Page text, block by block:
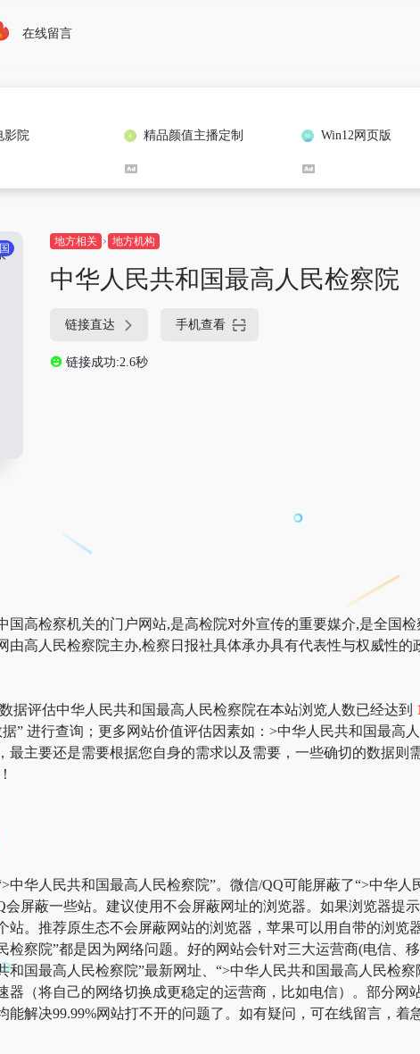
在线留言
影院 精品颜值主播定制 Win12网页版
地方相关 地方机构
中华人民共和国最高人民检察院
链接直达 手机查看
链接成功:2.6秒
国高检察机关的门户网站,是高检院对外宣传的重要媒介,是全国
由高人民检察院主办,检察日报社具体承办具有代表性与权威性的
据评估中华人民共和国最高人民检察院在本站浏览人数已经达到
据” 进行查询；更多网站价值评估因素如：>中华人民共和国最
最主要还是需要根据您自身的需求以及需要，一些确切的数据则
中华人民共和国最高人民检察院”。微信/QQ可能屏蔽了“>中华
屏蔽一些站。建议使用不会屏蔽网址的浏览器。如果浏览器提
站。推荐原生态不会屏蔽网站的浏览器，苹果可以用自带的浏览
检察院”都是因为网络问题。好的网站会针对三大运营商(电信、
和国最高人民检察院”最新网址、“>中华人民共和国最高人民检
器（将自己的网络切换成更稳定的运营商，比如电信）。部分网
能解决99.99%网站打不开的问题了。如有疑问，可在线留言，着